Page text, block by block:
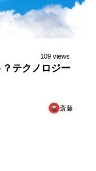
109 views
テクノロジー
斎藤